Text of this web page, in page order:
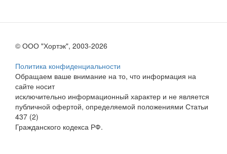
© ООО "Хортэк", 2003-2026
Политика конфиденциальности
Обращаем ваше внимание на то, что информация на
сайте носит
исключительно информационный характер и не является
публичной офертой, определяемой положениями Статьи
437 (2)
Гражданского кодекса РФ.